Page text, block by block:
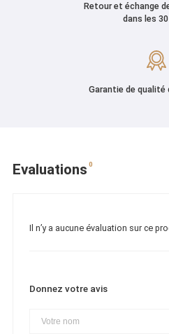
Retour et échange
dans les
Garantie de qualité
Evaluations 0
Il n’y a aucune évaluation sur ce
Donnez votre avis